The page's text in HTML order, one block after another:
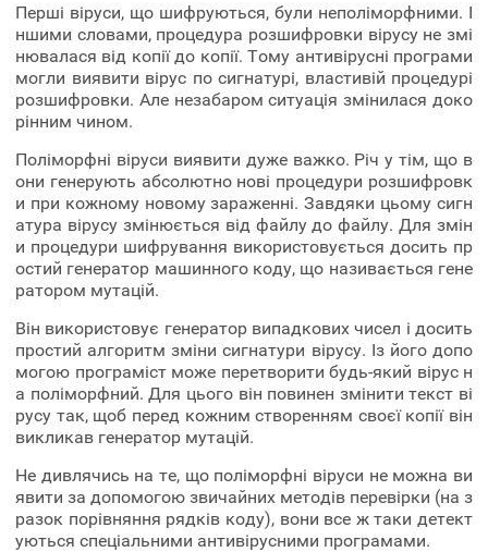
Перші віруси, що шифруються, були неполіморфними. І
ншими словами, процедура розшифровки вірусу не змі
нювалася від копії до копії. Тому антивірусні програми
могли виявити вірус по сигнатурі, властивій процедурі
розшифровки. Але незабаром ситуація змінилася доко
рінним чином.
Поліморфні віруси виявити дуже важко. Річ у тім, що в
они генерують абсолютно нові процедури розшифровк
и при кожному новому зараженні. Завдяки цьому сигн
атура вірусу змінюється від файлу до файлу. Для змін
и процедури шифрування використовується досить пр
остий генератор машинного коду, що називається гене
ратором мутацій.
Він використовує генератор випадкових чисел і досить
простий алгоритм зміни сигнатури вірусу. Із його допо
могою програміст може перетворити будь-який вірус н
а поліморфний. Для цього він повинен змінити текст ві
русу так, щоб перед кожним створенням своєї копії він
викликав генератор мутацій.
Не дивлячись на те, що поліморфні віруси не можна ви
явити за допомогою звичайних методів перевірки (на з
разок порівняння рядків коду), вони все ж таки детект
уються спеціальними антивірусними програмами.